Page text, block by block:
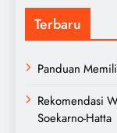
Terbaru
Panduan
Rekomendasi
Soekarno-Hatta